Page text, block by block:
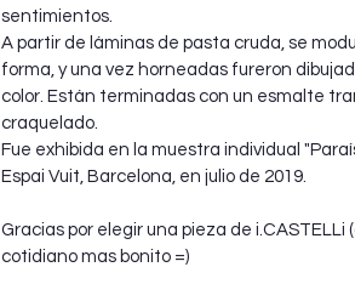
sentimientos.
A partir de láminas de pasta cruda, se
forma, y una vez horneadas fureron
color. Están terminadas con un esmalte
craquelado.
Fue exhibida en la muestra individual
Espai Vuit, Barcelona, en julio de 2019.
Gracias por elegir una pieza de i.CASTELLi
cotidiano mas bonito =)